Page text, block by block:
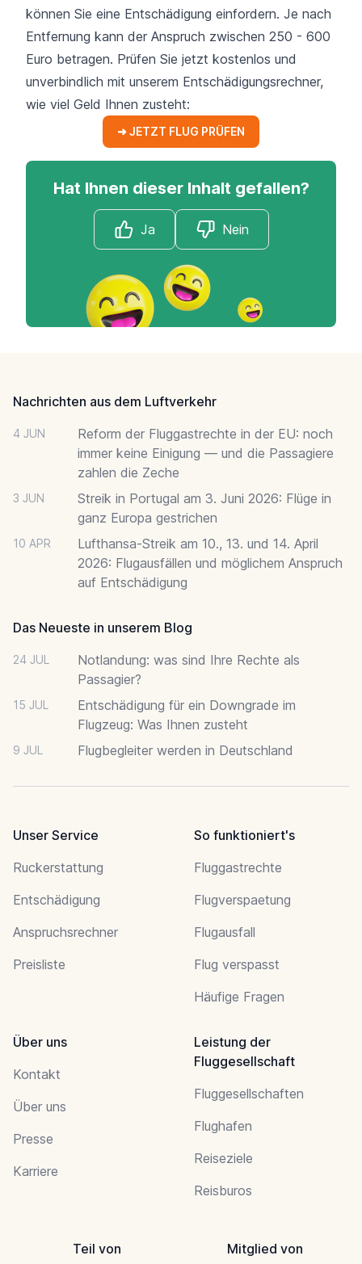
können Sie eine Entschädigung einfordern. Je nach
Entfernung kann der Anspruch zwischen 250 - 600
Euro betragen. Prüfen Sie jetzt kostenlos und
unverbindlich mit unserem Entschädigungsrechner,
wie viel Geld Ihnen zusteht:
➜ JETZT FLUG PRÜFEN
Hat Ihnen dieser Inhalt gefallen?
Ja Nein
Nachrichten aus dem Luftverkehr
4 JUN
Reform der Fluggastrechte in der EU: noch
immer keine Einigung — und die Passagiere
zahlen die Zeche
3 JUN
Streik in Portugal am 3. Juni 2026: Flüge in
ganz Europa gestrichen
10 APR
Lufthansa-Streik am 10., 13. und 14. April
2026: Flugausfällen und möglichem Anspruch
auf Entschädigung
Das Neueste in unserem Blog
24 JUL
Notlandung: was sind Ihre Rechte als
Passagier?
15 JUL
Entschädigung für ein Downgrade im
Flugzeug: Was Ihnen zusteht
9 JUL Flugbegleiter werden in Deutschland
Unser Service
Ruckerstattung
Entschädigung
Anspruchsrechner
Preisliste
So funktioniert's
Fluggastrechte
Flugverspaetung
Flugausfall
Flug verspasst
Häufige Fragen
Über uns
Kontakt
Über uns
Presse
Karriere
Leistung der
Fluggesellschaft
Fluggesellschaften
Flughafen
Reiseziele
Reisburos
Teil von Mitglied von